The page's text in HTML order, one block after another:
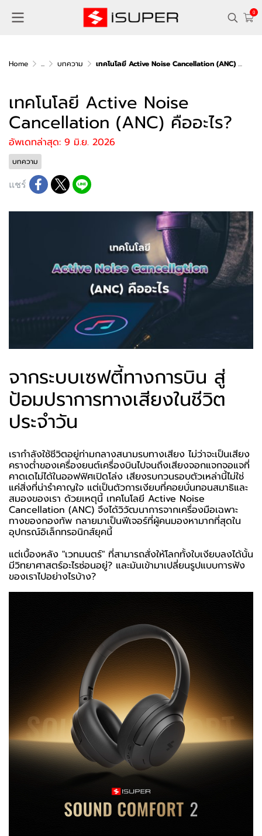
0
Home ... บทความ เทคโนโลยี Active Noise Cancellation (ANC) คืออะไร?
เทคโนโลยี Active Noise
Cancellation (ANC) คืออะไร?
อัพเดทล่าสุด: 9 มิ.ย. 2026
บทความ
แชร์
จากระบบเซฟตี้ทางการบิน สู่
ป้อมปราการทางเสียงในชีวิต
ประจำวัน
เรากำลังใช้ชีวิตอยู่ท่ามกลางสนามรบทางเสียง ไม่ว่าจะเป็นเสียง
ครางต่ำของเครื่องยนต์เครื่องบินไปจนถึงเสียงจอกแจกจอแจที่
คาดเดไม่ได้ในออฟฟิศเปิดโล่ง เสียงรบกวนรอบตัวเหล่านี้ไม่ใช่
แค่สิ่งที่น่ารำคาญใจ แต่เป็นตัวการเงียบที่คอยบั่นทอนสมาธิและ
สมองของเรา ด้วยเหตุนี้ เทคโนโลยี Active Noise
Cancellation (ANC) จึงได้วิวัฒนาการจากเครื่องมือเฉพาะ
ทางของกองทัพ กลายมาเป็นฟีเจอร์ที่ผู้คนมองหามากที่สุดใน
อุปกรณ์อิเล็กทรอนิกส์ยุคนี้
แต่เบื้องหลัง "เวทมนตร์" ที่สามารถสั่งให้โลกทั้งใบเงียบลงได้นั้น
มีวิทยาศาสตร์อะไรซ่อนอยู่? และมันเข้ามาเปลี่ยนรูปแบบการฟัง
ของเราไปอย่างไรบ้าง?